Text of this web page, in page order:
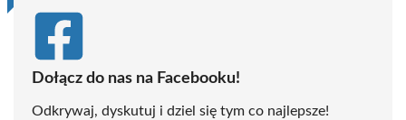
Dołącz do nas na Facebooku!
Odkrywaj, dyskutuj i dziel się tym co najlepsze!